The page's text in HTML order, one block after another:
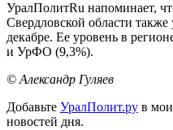
УралПолитRu напоминает,
Свердловской области также
декабре. Ее уровень в
и УрФО (9,3%).
© Александр Гуляев
Добавьте УралПолит.ру в
новостей дня.